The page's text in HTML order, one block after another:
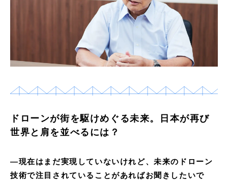
ドローンが街を駆けめぐる未来。日本が再び
世界と肩を並べるには？
―現在はまだ実現していないけれど、未来のドローン
技術で注目されていることがあればお聞きしたいで